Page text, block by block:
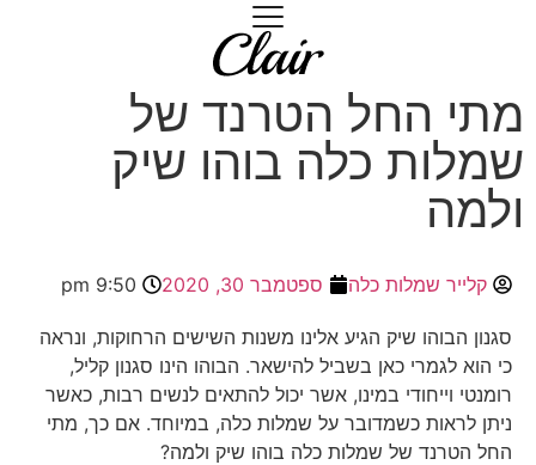
מתי החל הטרנד של
שמלות כלה בוהו שיק
ולמה
קלייר שמלות כלה ספטמבר 30, 2020 9:50 pm
סגנון הבוהו שיק הגיע אלינו משנות השישים הרחוקות, ונראה
כי הוא לגמרי כאן בשביל להישאר. הבוהו הינו סגנון קליל,
רומנטי וייחודי במינו, אשר יכול להתאים לנשים רבות, כאשר
ניתן לראות כשמדובר על שמלות כלה, במיוחד. אם כך, מתי
החל הטרנד של שמלות כלה בוהו שיק ולמה?